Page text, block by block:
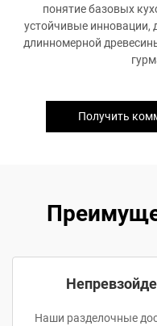
понятие базовых
устойчивые инновации,
длинномерной
Получить
Наши разделочные